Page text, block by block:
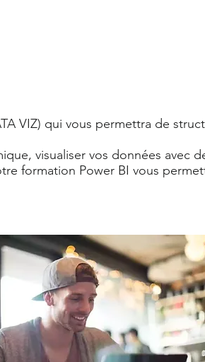
VIZ) qui vous permettra de
visualiser vos données avec
formation Power BI vous